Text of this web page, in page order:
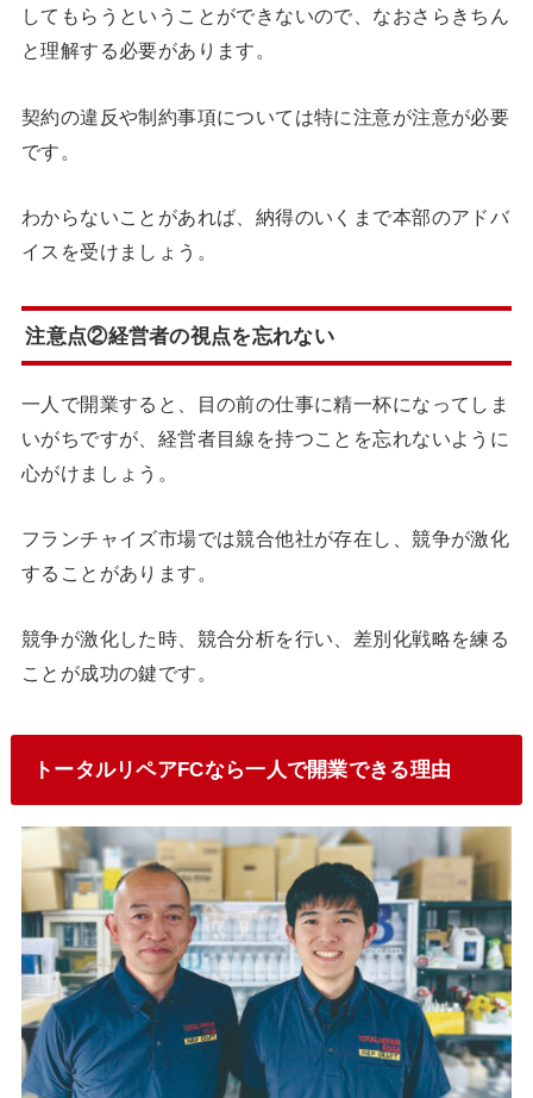
してもらうということができないので、なおさらきちん
と理解する必要があります。
契約の違反や制約事項については特に注意が注意が必要
です。
わからないことがあれば、納得のいくまで本部のアドバ
イスを受けましょう。
注意点②経営者の視点を忘れない
一人で開業すると、目の前の仕事に精一杯になってしま
いがちですが、経営者目線を持つことを忘れないように
心がけましょう。
フランチャイズ市場では競合他社が存在し、競争が激化
することがあります。
競争が激化した時、競合分析を行い、差別化戦略を練る
ことが成功の鍵です。
トータルリペアFCなら一人で開業できる理由